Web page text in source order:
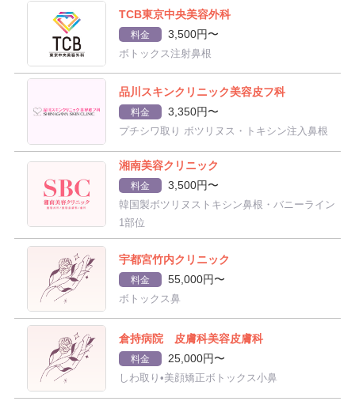
TCB東京中央美容外科
料金 3,500円〜
ボトックス注射鼻根
品川スキンクリニック美容皮フ科
料金 3,350円〜
プチシワ取り ボツリヌス・トキシン注入鼻根
湘南美容クリニック
料金 3,500円〜
韓国製ボツリヌストキシン鼻根・バニーライン
1部位
宇都宮竹内クリニック
料金 55,000円〜
ボトックス鼻
倉持病院 皮膚科美容皮膚科
料金 25,000円〜
しわ取り•美顔矯正ボトックス小鼻